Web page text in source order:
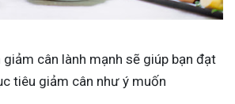
cân lành mạnh sẽ giúp bạn đạt
tiêu giảm cân như ý muốn